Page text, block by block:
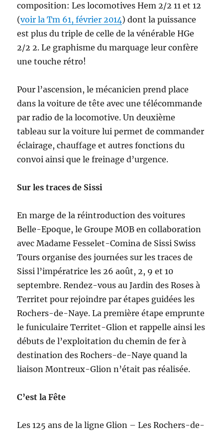
composition: Les locomotives Hem 2/2 11 et 12
(voir la Tm 61, février 2014) dont la puissance
est plus du triple de celle de la vénérable HGe
2/2 2. Le graphisme du marquage leur confère
une touche rétro!
Pour l’ascension, le mécanicien prend place
dans la voiture de tête avec une télécommande
par radio de la locomotive. Un deuxième
tableau sur la voiture lui permet de commander
éclairage, chauffage et autres fonctions du
convoi ainsi que le freinage d’urgence.
Sur les traces de Sissi
En marge de la réintroduction des voitures
Belle-Epoque, le Groupe MOB en collaboration
avec Madame Fesselet-Comina de Sissi Swiss
Tours organise des journées sur les traces de
Sissi l’impératrice les 26 août, 2, 9 et 10
septembre. Rendez-vous au Jardin des Roses à
Territet pour rejoindre par étapes guidées les
Rochers-de-Naye. La première étape emprunte
le funiculaire Territet-Glion et rappelle ainsi les
débuts de l’exploitation du chemin de fer à
destination des Rochers-de-Naye quand la
liaison Montreux-Glion n’était pas réalisée.
C’est la Fête
Les 125 ans de la ligne Glion – Les Rochers-de-